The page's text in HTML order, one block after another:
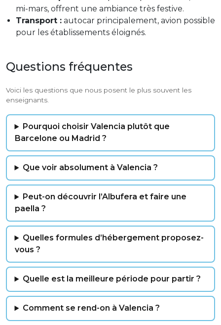
mi-mars, offrent une ambiance très festive.
Transport : autocar principalement, avion possible
pour les établissements éloignés.
Questions fréquentes
Voici les questions que nous posent le plus souvent les
enseignants.
Pourquoi choisir Valencia plutôt que
Barcelone ou Madrid ?
Que voir absolument à Valencia ?
Peut-on découvrir l’Albufera et faire une
paella ?
Quelles formules d’hébergement proposez-
vous ?
Quelle est la meilleure période pour partir ?
Comment se rend-on à Valencia ?